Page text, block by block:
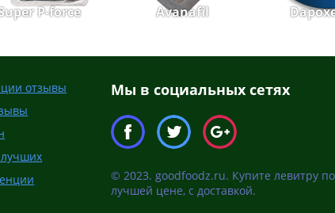
P-force Avanafil
отзывы
Мы в социальных сетях
© 2023. goodfoodz.ru. Купите левитру по
лучшей цене, с доставкой.